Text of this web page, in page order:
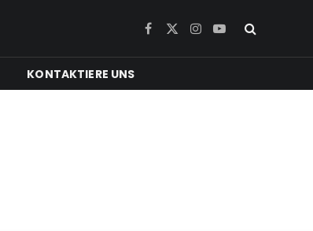
Facebook
X
Instagram
YouTube
KONTAKTIERE UNS